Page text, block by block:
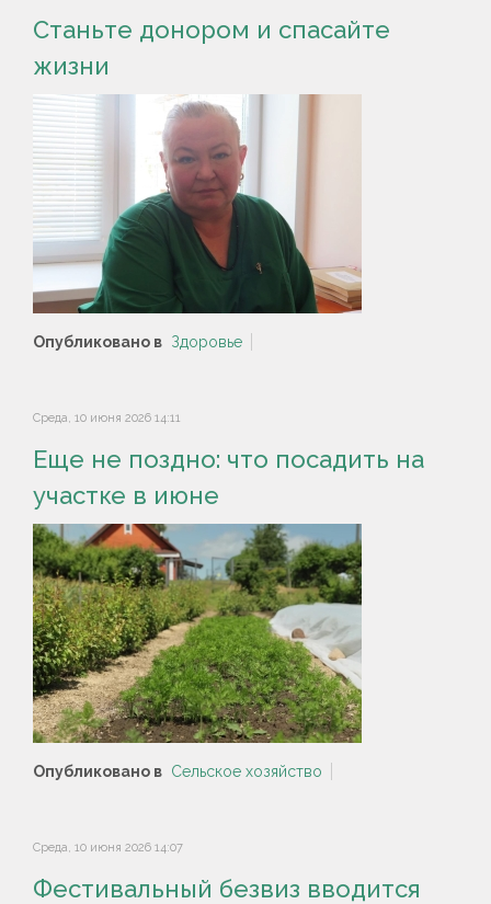
Станьте донором и спасайте
жизни
Опубликовано в Здоровье
Среда, 10 июня 2026 14:11
Еще не поздно: что посадить на
участке в июне
Опубликовано в Сельское хозяйство
Среда, 10 июня 2026 14:07
Фестивальный безвиз вводится